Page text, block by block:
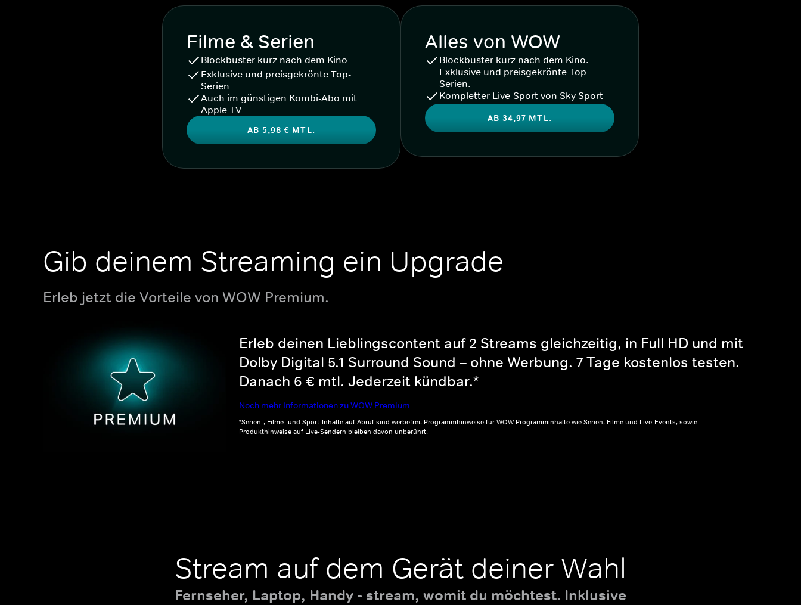
Filme & Serien
Blockbuster kurz nach dem Kino
Exklusive und preisgekrönte Top-
Serien
Auch im günstigen Kombi-Abo mit
Apple TV
AB 5,98 € MTL.
Alles von WOW
Blockbuster kurz nach dem Kino.
Exklusive und preisgekrönte Top-
Serien.
Kompletter Live-Sport von Sky Sport
AB 34,97 MTL.
Gib deinem Streaming ein Upgrade
Erleb jetzt die Vorteile von WOW Premium.
Erleb deinen Lieblingscontent auf 2 Streams gleichzeitig, in Full HD und mit
Dolby Digital 5.1 Surround Sound – ohne Werbung. 7 Tage kostenlos testen.
Danach 6 € mtl. Jederzeit kündbar.*
Noch mehr Informationen zu WOW Premium
*Serien-, Filme- und Sport-Inhalte auf Abruf sind werbefrei. Programmhinweise für WOW Programminhalte wie Serien, Filme und Live-Events, sowie
Produkthinweise auf Live-Sendern bleiben davon unberührt.
Stream auf dem Gerät deiner Wahl
Fernseher, Laptop, Handy - stream, womit du möchtest. Inklusive